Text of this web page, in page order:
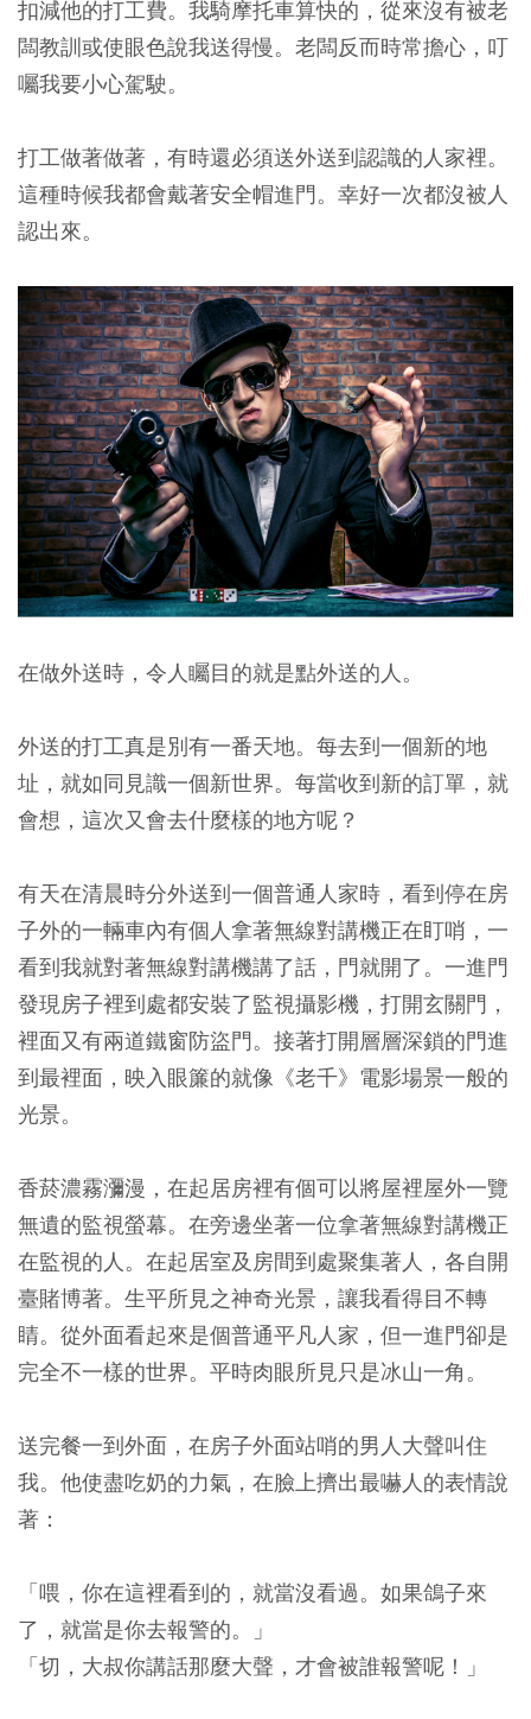
扣減他的打工費。我騎摩托車算快的，從來沒有被老
闆教訓或使眼色說我送得慢。老闆反而時常擔心，叮
囑我要小心駕駛。
打工做著做著，有時還必須送外送到認識的人家裡。
這種時候我都會戴著安全帽進門。幸好一次都沒被人
認出來。
在做外送時，令人矚目的就是點外送的人。
外送的打工真是別有一番天地。每去到一個新的地
址，就如同見識一個新世界。每當收到新的訂單，就
會想，這次又會去什麼樣的地方呢？
有天在清晨時分外送到一個普通人家時，看到停在房
子外的一輛車內有個人拿著無線對講機正在盯哨，一
看到我就對著無線對講機講了話，門就開了。一進門
發現房子裡到處都安裝了監視攝影機，打開玄關門，
裡面又有兩道鐵窗防盜門。接著打開層層深鎖的門進
到最裡面，映入眼簾的就像《老千》電影場景一般的
光景。
香菸濃霧瀰漫，在起居房裡有個可以將屋裡屋外一覽
無遺的監視螢幕。在旁邊坐著一位拿著無線對講機正
在監視的人。在起居室及房間到處聚集著人，各自開
臺賭博著。生平所見之神奇光景，讓我看得目不轉
睛。從外面看起來是個普通平凡人家，但一進門卻是
完全不一樣的世界。平時肉眼所見只是冰山一角。
送完餐一到外面，在房子外面站哨的男人大聲叫住
我。他使盡吃奶的力氣，在臉上擠出最嚇人的表情說
著：
「喂，你在這裡看到的，就當沒看過。如果鴿子來
了，就當是你去報警的。」
「切，大叔你講話那麼大聲，才會被誰報警呢！」